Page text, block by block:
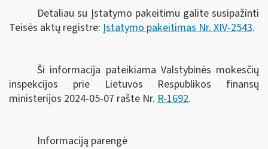
Detaliau su Įstatymo pakeitimu galite susipažinti
Teisės aktų registre: Įstatymo pakeitimas Nr. XIV-2543.
Ši informacija pateikiama Valstybinės mokesčių
inspekcijos prie Lietuvos Respublikos finansų
ministerijos 2024-05-07 rašte Nr. R-1692.
Informaciją parengė